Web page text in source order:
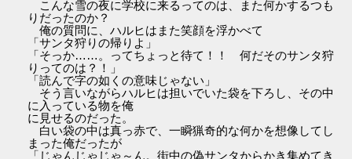
こんな雪の夜に学校に来るってのは、また何かするつも
りだったのか？
俺の質問に、ハルヒはまた笑顔を浮かべて
「サンタ狩りの帰りよ」
「そっか……。ってちょっと待て！！ 何だそのサンタ狩
りってのは？！」
「読んで字の如くの意味じゃない」
そう言いながらハルヒは担いでいた袋を下ろし、その中
に入っている物を俺
に見せるのだった。
白い袋の中は真っ赤で、一瞬猟奇的な何かを想像してし
まった俺だったが
「じゃんじゃじゃ～ん。街中の偽サンタからかき集めてき